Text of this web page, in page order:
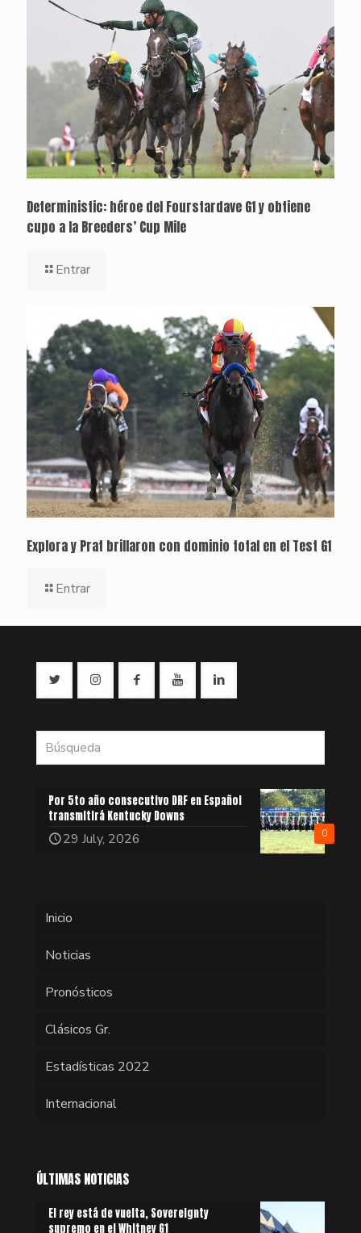
Deterministic: héroe del Fourstardave G1 y obtiene
cupo a la Breeders’ Cup Mile
Entrar
Explora y Prat brillaron con dominio total en el Test G1
Entrar
0
Por 5to año consecutivo DRF en Español
transmitirá Kentucky Downs
29 July, 2026
Inicio
Noticias
Pronósticos
Clásicos Gr.
Estadísticas 2022
Internacional
ÚLTIMAS NOTICIAS
El rey está de vuelta, Sovereignty
supremo en el Whitney G1